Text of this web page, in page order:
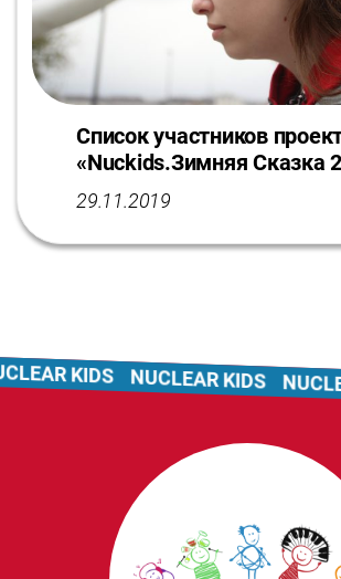
Список участников
«Nuckids.Зимняя Сказка
29.11.2019
KIDS NUCLEAR KIDS